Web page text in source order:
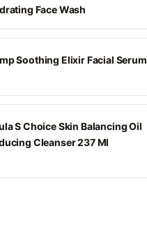
Face Wash
Soothing Elixir Facial Serum
S Choice Skin Balancing Oil
Cleanser 237 Ml